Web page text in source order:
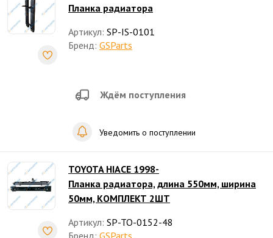
Планка радиатора
Артикул: SP-IS-0101
Бренд: GSParts
Ждём поступления
Уведомить о поступлении
TOYOTA HIACE 1998-
Планка радиатора, длина 550мм, ширина
50мм, КОМПЛЕКТ 2ШТ
Артикул: SP-TO-0152-48
Бренд: GSParts